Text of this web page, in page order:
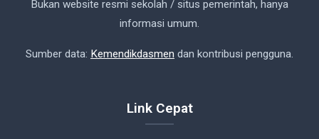
Bukan website resmi sekolah / situs pemerintah, hanya
informasi umum.
Sumber data: Kemendikdasmen dan kontribusi pengguna.
Link Cepat